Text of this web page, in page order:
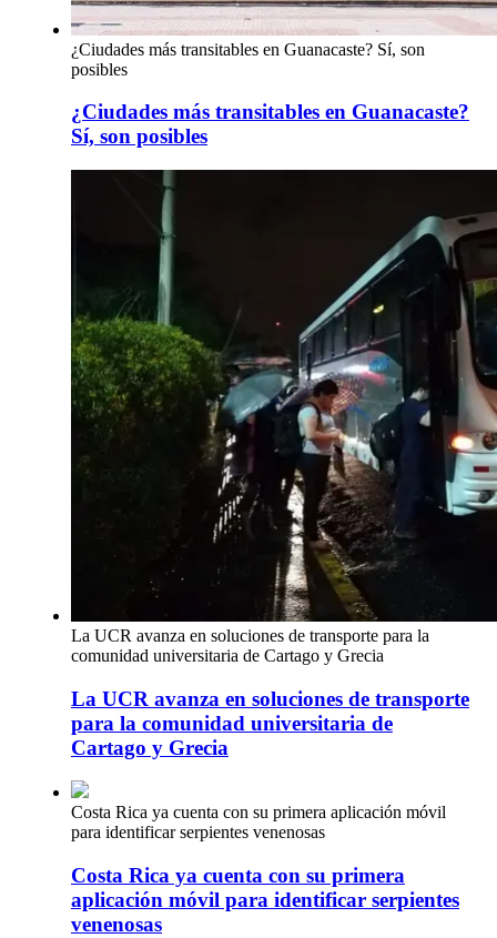
¿Ciudades más transitables en Guanacaste? Sí, son
posibles
¿Ciudades más transitables en Guanacaste?
Sí, son posibles
La UCR avanza en soluciones de transporte para la
comunidad universitaria de Cartago y Grecia
La UCR avanza en soluciones de transporte
para la comunidad universitaria de
Cartago y Grecia
Costa Rica ya cuenta con su primera aplicación móvil
para identificar serpientes venenosas
Costa Rica ya cuenta con su primera
aplicación móvil para identificar serpientes
venenosas